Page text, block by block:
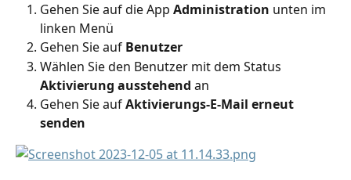
Gehen Sie auf die App Administration unten im
linken Menü
Gehen Sie auf Benutzer
Wählen Sie den Benutzer mit dem Status
Aktivierung ausstehend an
Gehen Sie auf Aktivierungs-E-Mail erneut
senden